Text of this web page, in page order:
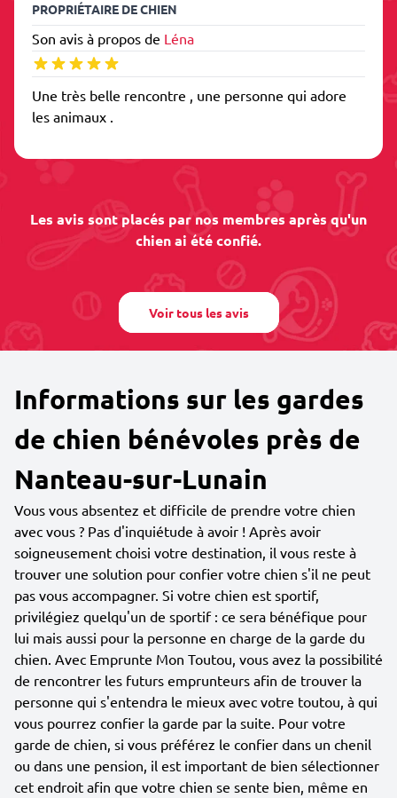
PROPRIÉTAIRE DE CHIEN
Son avis à propos de Léna
Une très belle rencontre , une personne qui adore
les animaux .
Les avis sont placés par nos membres après qu'un
chien ai été confié.
Voir tous les avis
Informations sur les gardes
de chien bénévoles près de
Nanteau-sur-Lunain
Vous vous absentez et difficile de prendre votre chien
avec vous ? Pas d'inquiétude à avoir ! Après avoir
soigneusement choisi votre destination, il vous reste à
trouver une solution pour confier votre chien s'il ne peut
pas vous accompagner. Si votre chien est sportif,
privilégiez quelqu'un de sportif : ce sera bénéfique pour
lui mais aussi pour la personne en charge de la garde du
chien. Avec Emprunte Mon Toutou, vous avez la possibilité
de rencontrer les futurs emprunteurs afin de trouver la
personne qui s'entendra le mieux avec votre toutou, à qui
vous pourrez confier la garde par la suite. Pour votre
garde de chien, si vous préférez le confier dans un chenil
ou dans une pension, il est important de bien sélectionner
cet endroit afin que votre chien se sente bien, même en